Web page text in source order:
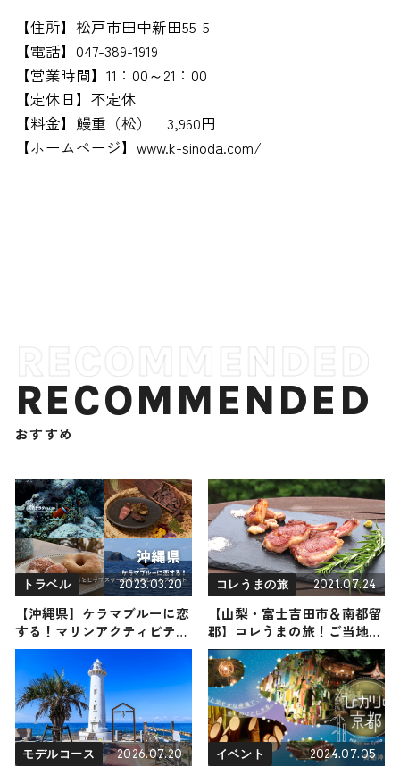
【住所】松戸市田中新田55-5
【電話】047-389-1919
【営業時間】11：00～21：00
【定休日】不定休
【料金】鰻重（松） 3,960円
【ホームページ】www.k-sinoda.com/
RECOMMENDED
おすすめ
トラベル 2023.03.20
【沖縄県】ケラマブルーに恋
する！マリンアクティビティ
とヒップスター必見のおしゃ
れスポット
コレうまの旅 2021.07.24
【山梨・富士吉田市＆南都留
郡】コレうまの旅！ご当地名
物グルメをお届け
モデルコース 2026.07.20 イベント 2024.07.05